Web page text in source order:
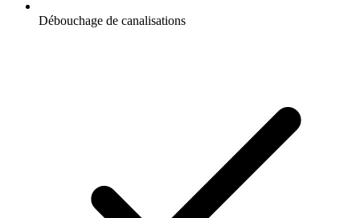
Débouchage de canalisations